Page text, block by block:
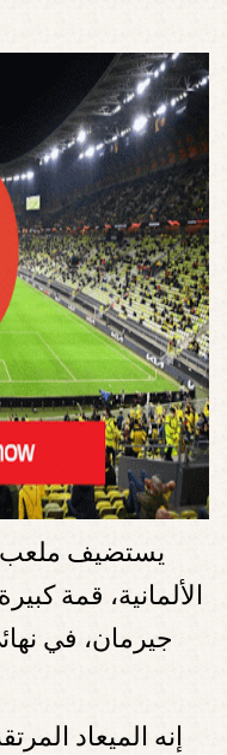
يستضيف ملعب
الألمانية، قمة
إنه الميعاد